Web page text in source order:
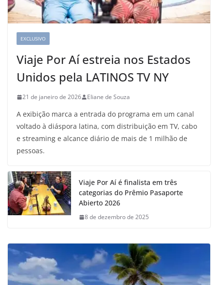
EXCLUSIVO
Viaje Por Aí estreia nos Estados
Unidos pela LATINOS TV NY
21 de janeiro de 2026 Eliane de Souza
A exibição marca a entrada do programa em um canal
voltado à diáspora latina, com distribuição em TV, cabo
e streaming e alcance diário de mais de 1 milhão de
pessoas.
Viaje Por Aí é finalista em três
categorias do Prêmio Pasaporte
Abierto 2026
8 de dezembro de 2025